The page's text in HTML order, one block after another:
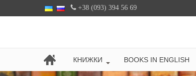
+38 (093) 394 56 69
КНИЖКИ BOOKS IN ENGLISH